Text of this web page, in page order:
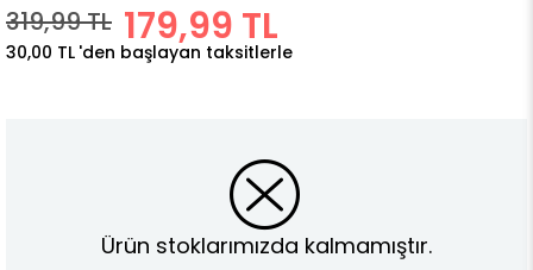
319,99 TL 179,99 TL
30,00 TL 'den başlayan taksitlerle
Ürün stoklarımızda kalmamıştır.